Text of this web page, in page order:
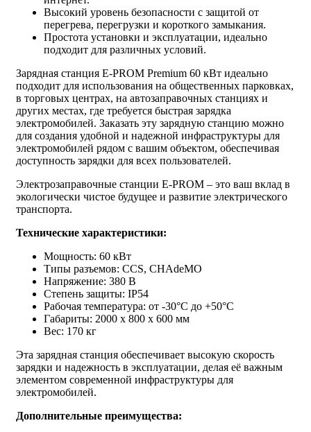
Высокий уровень безопасности с защитой от
перегрева, перегрузки и короткого замыкания.
Простота установки и эксплуатации, идеально
подходит для различных условий.
Зарядная станция E-PROM Premium 60 кВт идеально
подходит для использования на общественных парковках,
в торговых центрах, на автозаправочных станциях и
других местах, где требуется быстрая зарядка
электромобилей. Заказать эту зарядную станцию можно
для создания удобной и надежной инфраструктуры для
электромобилей рядом с вашим объектом, обеспечивая
доступность зарядки для всех пользователей.
Электрозаправочные станции E-PROM – это ваш вклад в
экологически чистое будущее и развитие электрического
транспорта.
Технические характеристики:
Мощность: 60 кВт
Типы разъемов: CCS, CHAdeMO
Напряжение: 380 В
Степень защиты: IP54
Рабочая температура: от -30°C до +50°C
Габариты: 2000 x 800 x 600 мм
Вес: 170 кг
Эта зарядная станция обеспечивает высокую скорость
зарядки и надежность в эксплуатации, делая её важным
элементом современной инфраструктуры для
электромобилей.
Дополнительные преимущества: